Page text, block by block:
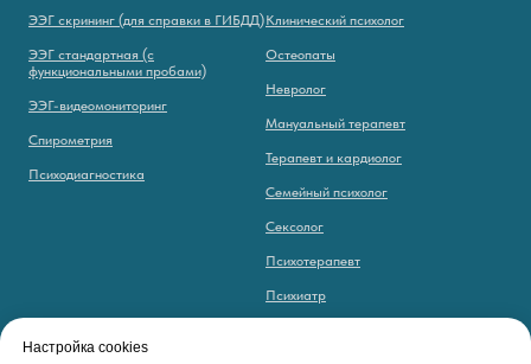
Настройка cookies
ЭЭГ скрининг (для справки в ГИБДД)
ЭЭГ стандартная (с
функциональными пробами)
ЭЭГ-видеомониторинг
Спирометрия
Психодиагностика
Клинический психолог
Остеопаты
Невролог
Мануальный терапевт
Терапевт и кардиолог
Семейный психолог
Сексолог
Психотерапевт
Психиатр